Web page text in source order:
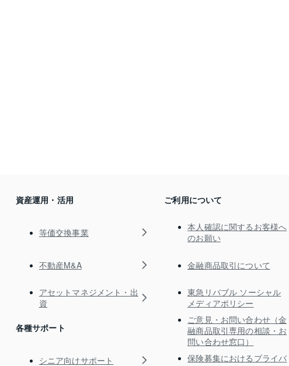
資産運用・活用
等価交換事業
不動産M&A
アセットマネジメント・出
資
各種サポート
シニア向けサポート
ご利用について
本人確認に関するお客様へ
のお願い
金融商品取引について
東急リバブル ソーシャル
メディアポリシー
ご意見・お問い合わせ（金
融商品取引専用の相談・お
問い合わせ窓口）
保険募集におけるプライバ